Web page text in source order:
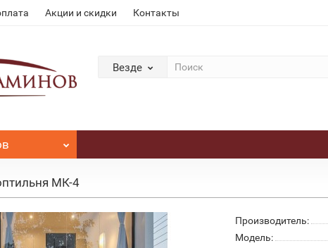
Акции и скидки Контакты
Везде
МК-4
Производитель:
Модель: